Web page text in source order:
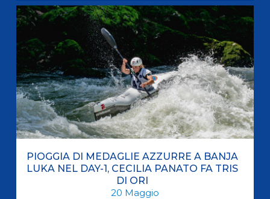
PIOGGIA DI MEDAGLIE AZZURRE A BANJA
LUKA NEL DAY-1, CECILIA PANATO FA TRIS
DI ORI
20 Maggio